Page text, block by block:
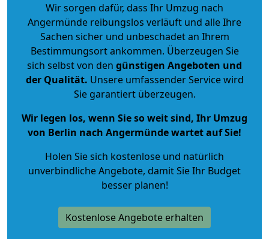
Wir sorgen dafür, dass Ihr Umzug nach
Angermünde reibungslos verläuft und alle Ihre
Sachen sicher und unbeschadet an Ihrem
Bestimmungsort ankommen. Überzeugen Sie
sich selbst von den günstigen Angeboten und
der Qualität. Unsere umfassender Service wird
Sie garantiert überzeugen.
Wir legen los, wenn Sie so weit sind, Ihr Umzug
von Berlin nach Angermünde wartet auf Sie!
Holen Sie sich kostenlose und natürlich
unverbindliche Angebote, damit Sie Ihr Budget
besser planen!
Kostenlose Angebote erhalten